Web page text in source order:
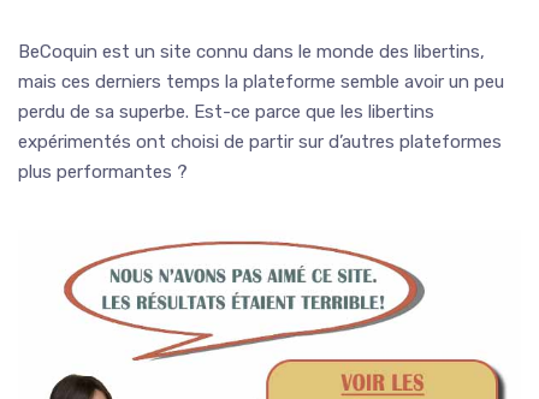
BeCoquin est un site connu dans le monde des libertins,
mais ces derniers temps la plateforme semble avoir un peu
perdu de sa superbe. Est-ce parce que les libertins
expérimentés ont choisi de partir sur d’autres plateformes
plus performantes ?